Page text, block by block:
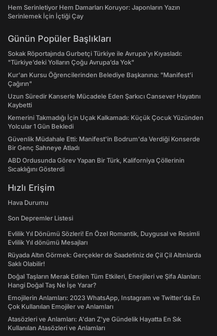
Hem Serinletiyor Hem Damarları Koruyor: Japonların Yazın
Serinlemek İçin İçtiği Çay
Günün Popüler Başlıkları
Sokak Röportajında Gurbetçi Türkiye ile Avrupa'yı Kıyasladı:
"Türkiye’deki Yolların Çoğu Avrupa’da Yok"
Kur'an Kursu Öğrencilerinden Belediye Başkanına: "Manifest’i
Çağırın"
Uzun Süredir Kanserle Mücadele Eden Şarkıcı Cansever Hayatını
Kaybetti
Kemerini Takmadığı İçin Uçak Kalkamadı: Küçük Çocuk Yüzünden
Yolcular 1 Gün Bekledi
Güvenlik Müdahale Etti: Manifest'in Bodrum'da Verdiği Konserde
Bir Genç Sahneye Atladı
ABD Ordusunda Görev Yapan Bir Türk, Kaliforniya Çöllerinin
Sıcaklığını Gösterdi
Hızlı Erişim
Hava Durumu
Son Depremler Listesi
Evlilik Yıl Dönümü Sözleri! En Özel Romantik, Duygusal ve Resimli
Evlilik Yıl dönümü Mesajları
Rüyada Altın Görmek: Gerçekler de Saadetiniz de Çil Çil Altınlarda
Saklı Olabilir!
Doğal Taşların Merak Edilen Tüm Etkileri, Enerjileri ve Şifa Alanları:
Hangi Doğal Taş Ne İşe Yarar?
Emojilerin Anlamları: 2023 WhatsApp, Instagram ve Twitter'da En
Çok Kullanılan Emojiler ve Anlamları
Atasözleri ve Anlamları: A'dan Z'ye Gündelik Hayatta En Sık
Kullanılan Atasözleri ve Anlamları